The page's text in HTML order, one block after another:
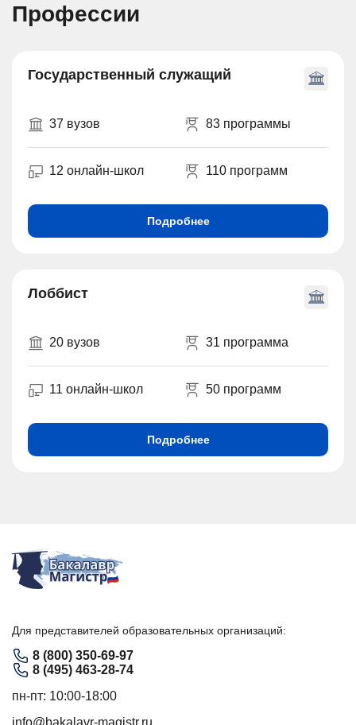
Профессии
Государственный служащий
37 вузов 83 программы
12 онлайн-школ 110 программ
Подробнее
Лоббист
20 вузов 31 программа
11 онлайн-школ 50 программ
Подробнее
Для представителей образовательных организаций:
8 (800) 350-69-97
8 (495) 463-28-74
пн-пт: 10:00-18:00
info@bakalavr-magistr.ru